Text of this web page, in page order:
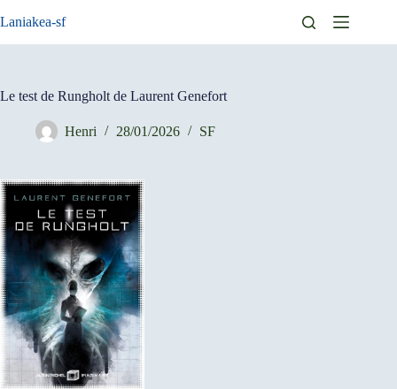
au
Laniakea-sf
Le test de Rungholt de Laurent Genefort
Henri 28/01/2026 SF